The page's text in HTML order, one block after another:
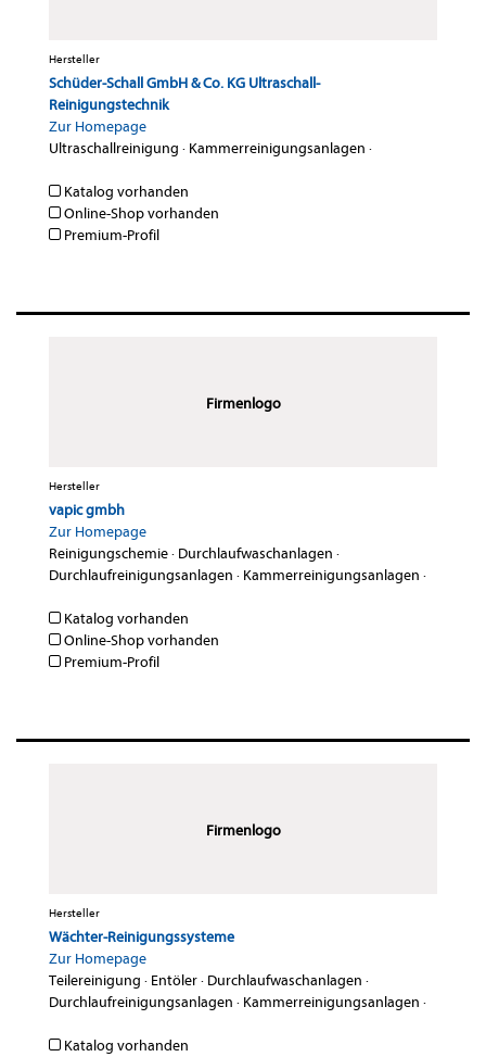
Hersteller
Schüder-Schall GmbH & Co. KG Ultraschall-
Reinigungstechnik
Zur Homepage
Ultraschallreinigung · Kammerreinigungsanlagen ·
Katalog vorhanden
Online-Shop vorhanden
Premium-Profil
Firmenlogo
Hersteller
vapic gmbh
Zur Homepage
Reinigungschemie· Durchlaufwaschanlagen ·
Durchlaufreinigungsanlagen · Kammerreinigungsanlagen ·
Katalog vorhanden
Online-Shop vorhanden
Premium-Profil
Firmenlogo
Hersteller
Wächter-Reinigungssysteme
Zur Homepage
Teilereinigung · Entöler· Durchlaufwaschanlagen ·
Durchlaufreinigungsanlagen · Kammerreinigungsanlagen ·
Katalog vorhanden